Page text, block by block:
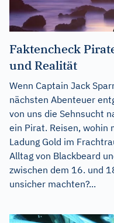
Faktencheck
und Realität
Wenn Captain Jack
nächsten Abenteuer
von uns die Sehnsucht
ein Pirat. Reisen,
Ladung Gold im
Alltag von Blackbeard
zwischen dem 16. und
unsicher machten?...